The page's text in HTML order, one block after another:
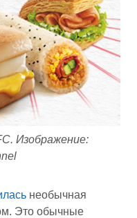
Изображение:
необычная
Это обычные